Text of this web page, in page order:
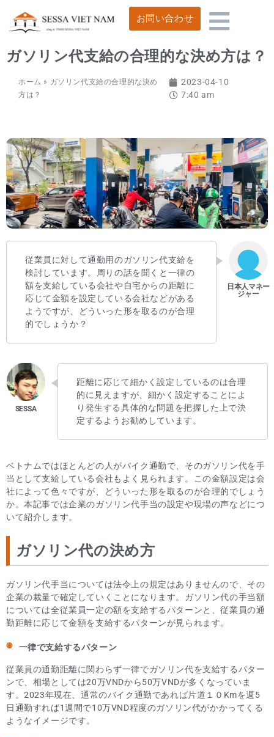
お問い合わせ
ガソリン代支給の合理的な決め方は？
ホーム » ガソリン代支給の合理的な決め
方は？
2023-04-10
7:40 am
従業員に対して通勤用のガソリン代支給を
検討しています。周りの話を聞くと一律の
額を支給している会社や自宅からの距離に
応じて金額を設定している会社などがある
ようですが、どういった形を取るのが合理
的でしょうか？
距離に応じて細かく設定しているのは合理
的に見えますが、細かく設定することによ
り発生する具体的な問題を把握した上で決
定するようお勧めしています。
ベトナムではほとんどの人がバイク通勤で、そのガソリン代を手
当として支給している会社もよく見られます。この金額設定は会
社によって色々ですが、どういった形を取るのが合理的でしょう
か。本記事では企業のガソリン代手当の設定や現場の声などにつ
いて紹介します。
ガソリン代の決め方
ガソリン代手当については法令上の規定はありませんので、その
企業の裁量で確定していくことになります。ガソリン代の手当額
については全従業員一定の額を支給するパターンと、従業員の通
勤距離に応じて金額を支給するパターンが見られます。
一律で支給するパターン
従業員の通勤距離に関わらず一律でガソリン代を支給するパター
ンで、相場としては20万VNDから50万VNDが多くなっていま
す。2023年現在、通常のバイク通勤であれば片道１０Kmを週5
日通勤すれば1週間で10万VND程度のガソリン代がかかってくる
ようなイメージです。